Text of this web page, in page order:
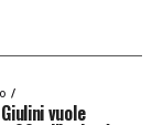
vuole